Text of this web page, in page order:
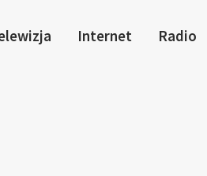
Internet Radio